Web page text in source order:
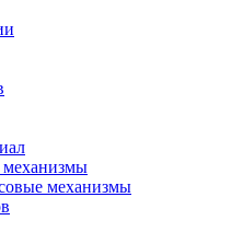
механизмы
механизмы